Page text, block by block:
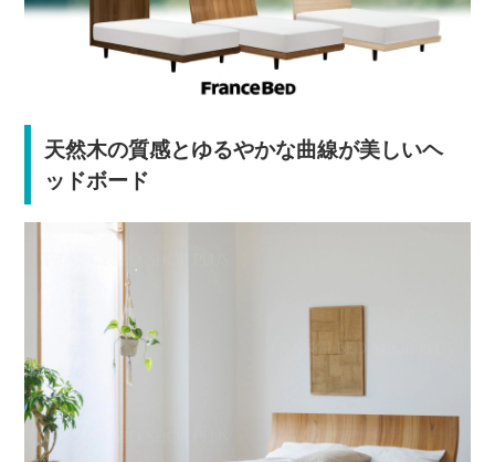
天然木の質感とゆるやかな曲線が美しいヘ
ッドボード